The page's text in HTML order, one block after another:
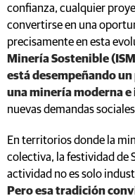
confianza, cualquier
convertirse en una
precisamente en esta
Minería Sostenible
está desempeñando
una minería moderna
nuevas demandas
En territorios donde la
colectiva, la festividad de
actividad no es solo
Pero esa tradición